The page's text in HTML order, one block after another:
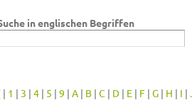
in englischen Begriffen
| 1 | 3 | 4 | 5 | 9 | A | B | C | D | E | F | G | H | I |